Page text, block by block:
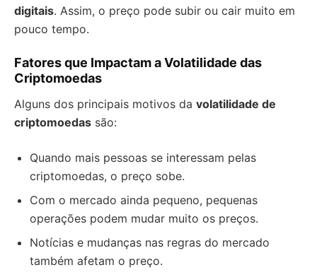
digitais. Assim, o preço pode subir ou cair muito em
pouco tempo.
Fatores que Impactam a Volatilidade das
Criptomoedas
Alguns dos principais motivos da volatilidade de
criptomoedas são:
Quando mais pessoas se interessam pelas
criptomoedas, o preço sobe.
Com o mercado ainda pequeno, pequenas
operações podem mudar muito os preços.
Notícias e mudanças nas regras do mercado
também afetam o preço.